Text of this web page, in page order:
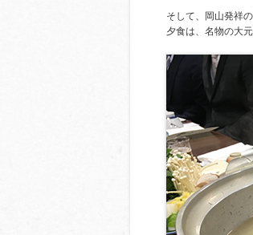
そして、岡山発祥
夕食は、名物の大